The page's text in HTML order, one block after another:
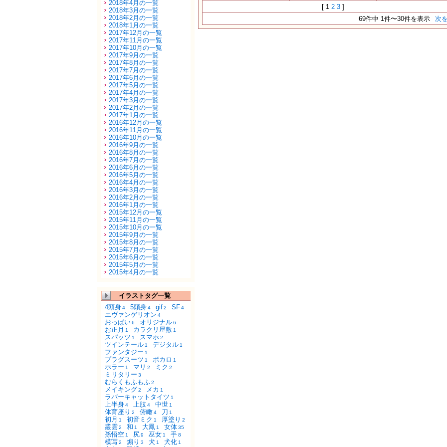
2018年4月の一覧
2018年3月の一覧
2018年2月の一覧
2018年1月の一覧
2017年12月の一覧
2017年11月の一覧
2017年10月の一覧
2017年9月の一覧
2017年8月の一覧
2017年7月の一覧
2017年6月の一覧
2017年5月の一覧
2017年4月の一覧
2017年3月の一覧
2017年2月の一覧
2017年1月の一覧
2016年12月の一覧
2016年11月の一覧
2016年10月の一覧
2016年9月の一覧
2016年8月の一覧
2016年7月の一覧
2016年6月の一覧
2016年5月の一覧
2016年4月の一覧
2016年3月の一覧
2016年2月の一覧
2016年1月の一覧
2015年12月の一覧
2015年11月の一覧
2015年10月の一覧
2015年9月の一覧
2015年8月の一覧
2015年7月の一覧
2015年6月の一覧
2015年5月の一覧
2015年4月の一覧
イラストタグ一覧
4頭身4 5頭身4 gif2 SF4
エヴァンゲリオン 4
おっぱい6 オリジナル6
お正月 1 カラクリ屋敷 1
スパッツ 1 スマホ 2
ツインテール 1 デジタル 1
ファンタジー 1
プラグスーツ 1 ボカロ 1
ホラー 1 マリ 2 ミク 2
ミリタリー 3
むらくもふもふ2
メイキング2 メカ 1
ラバーキャットタイツ 1
上半身4 上肢 4 中世 1
体育座り 2 俯瞰4 刀 1
初月 1 初音ミク 1 厚塗り 2
叢雲2 和 1 大鳳 1 女体35
孫悟空 1 尻9 巫女 1 手8
模写2 煽り 3 犬 1 犬化 1
[ 1 2 3]
69件中 1件〜30件を表示
次